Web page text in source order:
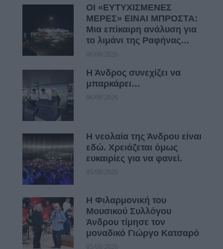
ΟΙ «ΕΥΤΥΧΙΣΜΕΝΕΣ
ΜΕΡΕΣ» ΕΙΝΑΙ ΜΠΡΟΣΤΑ:
Μια επίκαιρη ανάλυση για
το λιμάνι της Ραφήνας…
06/08/2026
Η Άνδρος συνεχίζει να
μπαρκάρει…
06/08/2026
Η νεολαία της Άνδρου είναι
εδώ. Χρειάζεται όμως
ευκαιρίες για να φανεί.
05/08/2026
Η Φιλαρμονική του
Μουσικού Συλλόγου
Άνδρου τίμησε τον
μοναδικό Γιώργο Κατσαρό
05/08/2026